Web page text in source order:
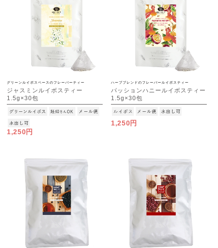
グリーンルイボスベースのフレーバーティー
ジャスミンルイボスティー
1.5g×30包
[M便 1/3]
1,250円
ハーブブレンドのフレーバールイボスティー
パッションハニールイボスティー
1.5g×30包
[M便 1/3]
1,250円